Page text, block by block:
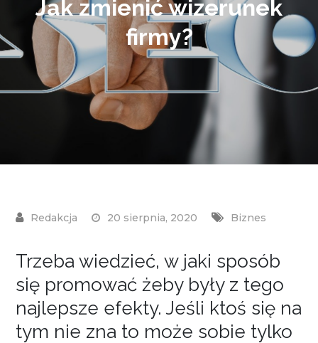
Jak zmienić wizerunek
firmy?
20 sierpnia, 2020 Biznes
Trzeba wiedzieć, w jaki sposób
się promować żeby były z tego
najlepsze efekty. Jeśli ktoś się na
tym nie zna to może sobie tylko